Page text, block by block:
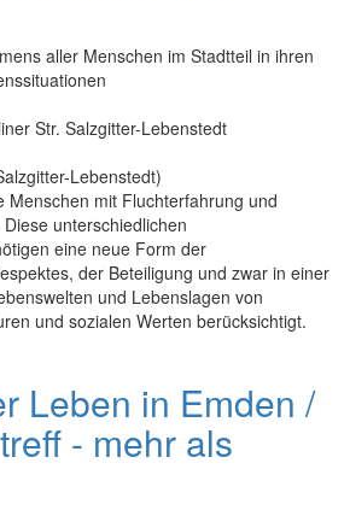
aller Menschen im Stadtteil in ihren
Str. Salzgitter-Lebenstedt
Lebenstedt)
Menschen mit Fluchterfahrung und
unterschiedlichen
eine neue Form der
der Beteiligung und zwar in einer
und Lebenslagen von
und sozialen Werten berücksichtigt.
Leben in Emden /
- mehr als